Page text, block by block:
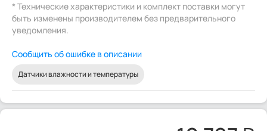
* Технические характеристики и комплект поставки могут
быть изменены производителем без предварительного
уведомления.
Сообщить об ошибке в описании
Датчики влажности и температуры